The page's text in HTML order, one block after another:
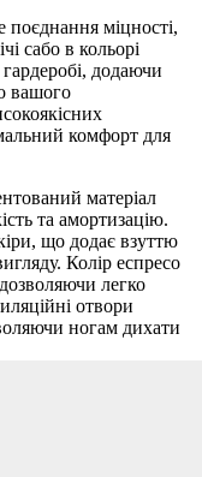
поєднання міцності,
сабо в кольорі
додаючи
вашого
комфорт для
матеріал
та амортизацію.
що додає взуттю
Колір еспресо
легко
отвори
ногам дихати